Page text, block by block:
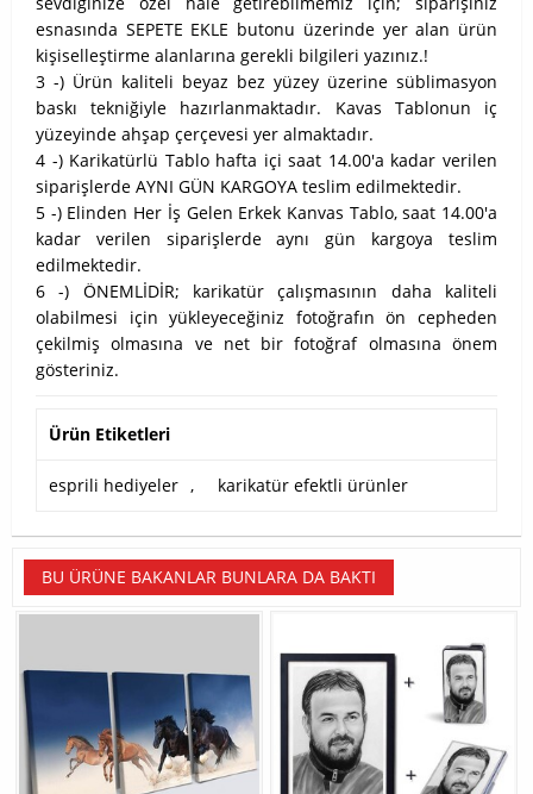
esnasında SEPETE EKLE butonu üzerinde yer alan ürün
kişiselleştirme alanlarına gerekli bilgileri yazınız.!
3 -) Ürün kaliteli beyaz bez yüzey üzerine süblimasyon
baskı tekniğiyle hazırlanmaktadır. Kavas Tablonun iç
yüzeyinde ahşap çerçevesi yer almaktadır.
4 -) Karikatürlü Tablo hafta içi saat 14.00'a kadar verilen
siparişlerde AYNI GÜN KARGOYA teslim edilmektedir.
5 -) Elinden Her İş Gelen Erkek Kanvas Tablo, saat 14.00'a
kadar verilen siparişlerde aynı gün kargoya teslim
edilmektedir.
6 -) ÖNEMLİDİR; karikatür çalışmasının daha kaliteli
olabilmesi için yükleyeceğiniz fotoğrafın ön cepheden
çekilmiş olmasına ve net bir fotoğraf olmasına önem
gösteriniz.
Ürün Etiketleri
esprili hediyeler , karikatür efektli ürünler
BU ÜRÜNE BAKANLAR BUNLARA DA BAKTI